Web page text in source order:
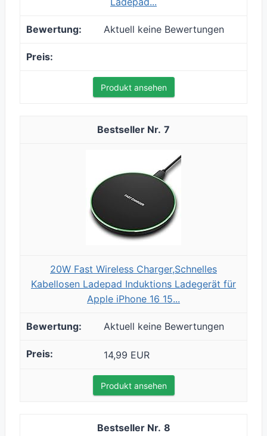
Aktuell keine Bewertungen
Produkt ansehen
7
20W Fast Wireless Charger,Schnelles
Kabellosen Ladepad Induktions Ladegerät für
Apple iPhone 16 15...
Aktuell keine Bewertungen
14,99 EUR
Produkt ansehen
8